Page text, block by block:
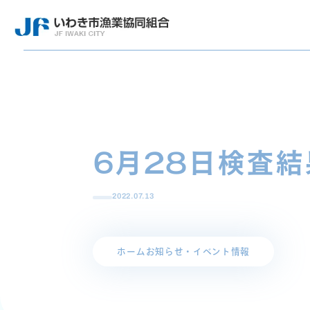
6月28日検査結
2022.07.13
ホーム お知らせ・イベント情報